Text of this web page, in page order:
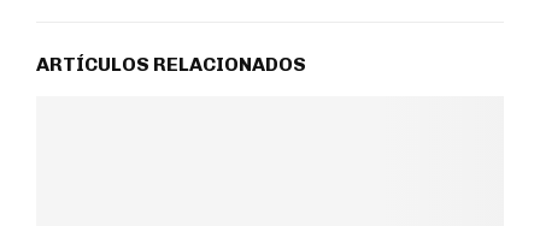
ARTÍCULOS RELACIONADOS